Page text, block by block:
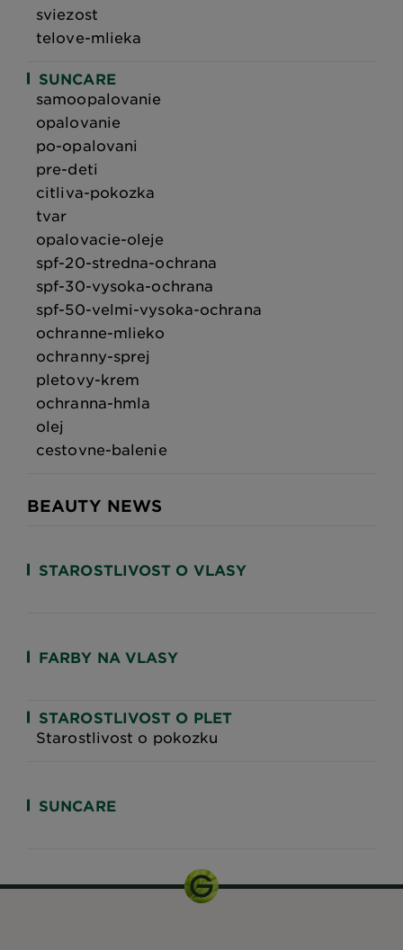
sviezost
telove-mlieka
SUNCARE
samoopalovanie
opalovanie
po-opalovani
pre-deti
citliva-pokozka
tvar
opalovacie-oleje
spf-20-stredna-ochrana
spf-30-vysoka-ochrana
spf-50-velmi-vysoka-ochrana
ochranne-mlieko
ochranny-sprej
pletovy-krem
ochranna-hmla
olej
cestovne-balenie
BEAUTY NEWS
STAROSTLIVOST O VLASY
FARBY NA VLASY
STAROSTLIVOST O PLET
Starostlivost o pokozku
SUNCARE